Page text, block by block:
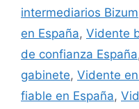
intermediarios Bizum
en España, Vidente
de confianza España
gabinete, Vidente
fiable en España,